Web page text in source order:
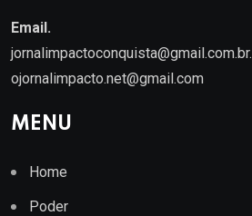
Email.
jornalimpactoconquista@gmail.com.br.
ojornalimpacto.net@gmail.com
MENU
Home
Poder